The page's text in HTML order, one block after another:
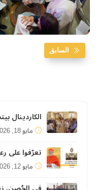
السابق
الكاردينال
مايو 18, 2026
تعرّفوا على
مايو 12, 2026